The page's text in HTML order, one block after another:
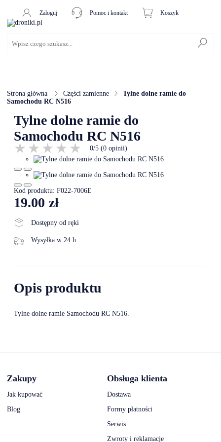
Zaloguj Pomoc i kontakt Koszyk
Drony dla dzieci
Drony dla początkujących
Drony z kamerą
Drony z GPS
Samochody RC
Strona główna Części zamienne
Tylne dolne ramie do
Samochodu RC N516
Tylne dolne ramie do
Samochodu RC N516
0/5 (0 opinii)
Kod produktu: F022-7006E
19.00 zł
Dostępny od ręki
Wysyłka w 24 h
Opis produktu
Tylne dolne ramie Samochodu RC N516.
Zakupy
Jak kupować
Blog
Obsługa klienta
Dostawa
Formy płatności
Serwis
Zwroty i reklamacje